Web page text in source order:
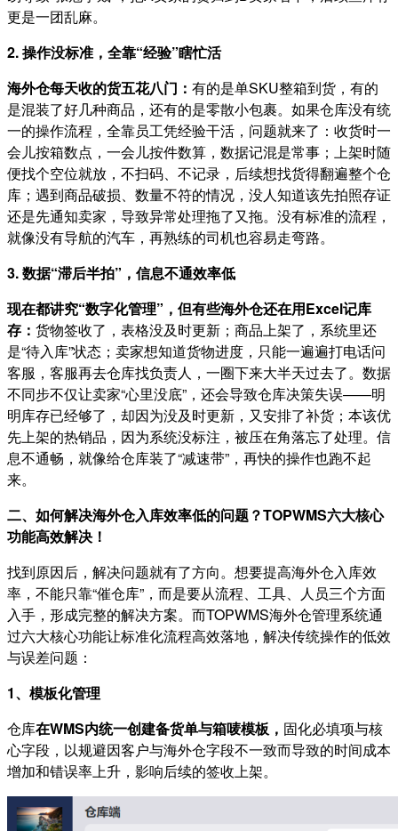
更是一团乱麻。
2. 操作没标准，全靠“经验”瞎忙活
海外仓每天收的货五花八门： 有的是单SKU整箱到货，有的
是混装了好几种商品，还有的是零散小包裹。如果仓库没有统
一的操作流程，全靠员工凭经验干活，问题就来了：收货时一
会儿按箱数点，一会儿按件数算，数据记混是常事；上架时随
便找个空位就放，不扫码、不记录，后续想找货得翻遍整个仓
库；遇到商品破损、数量不符的情况，没人知道该先拍照存证
还是先通知卖家，导致异常处理拖了又拖。没有标准的流程，
就像没有导航的汽车，再熟练的司机也容易走弯路。
3. 数据“滞后半拍”，信息不通效率低
现在都讲究“数字化管理”，但有些海外仓还在用Excel记库
存： 货物签收了，表格没及时更新；商品上架了，系统里还
是“待入库”状态；卖家想知道货物进度，只能一遍遍打电话问
客服，客服再去仓库找负责人，一圈下来大半天过去了。数据
不同步不仅让卖家“心里没底”，还会导致仓库决策失误——明
明库存已经够了，却因为没及时更新，又安排了补货；本该优
先上架的热销品，因为系统没标注，被压在角落忘了处理。信
息不通畅，就像给仓库装了“减速带”，再快的操作也跑不起
来。
二、 如何解决海外仓入库效率低的问题？TOPWMS六大核心
功能高效解决 ！
找到原因后，解决问题就有了方向。想要提高海外仓入库效
率，不能只靠“催仓库”，而是要从流程、工具、人员三个方面
入手，形成完整的解决方案。而TOPWMS海外仓管理系统通
过六大核心功能让标准化流程高效落地，解决传统操作的低效
与误差问题：
1、模板化管理
仓库在WMS内统一创建备货单与箱唛模板， 固化必填项与核
心字段，以规避因客户与海外仓字段不一致而导致的时间成本
增加和错误率上升，影响后续的签收上架。